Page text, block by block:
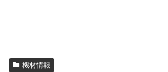
機材情報